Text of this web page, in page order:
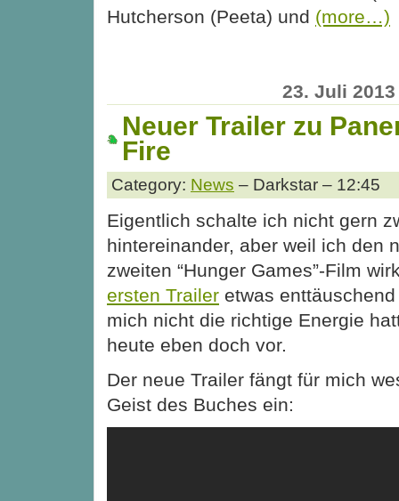
Hutcherson (Peeta) und (more…)
23. Juli 2013
Neuer Trailer zu
Fire
Category: News – Darkstar – 12:45
Eigentlich schalte ich nicht gern
hintereinander, aber weil ich den
zweiten “Hunger Games”-Film
ersten Trailer etwas
mich nicht die richtige Energie
heute eben doch vor.
Der neue Trailer fängt für mich
Geist des Buches ein: